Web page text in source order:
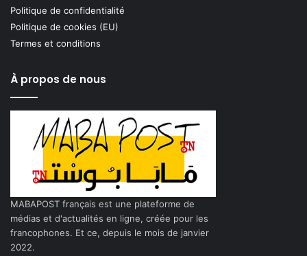
Politique de confidentialité
Politique de cookies (EU)
Termes et conditions
À propos de nous
MABAPOST français est une plateforme de
médias et d'actualités en ligne, créée pour les
francophones. Et ce, depuis le mois de janvier
2022.